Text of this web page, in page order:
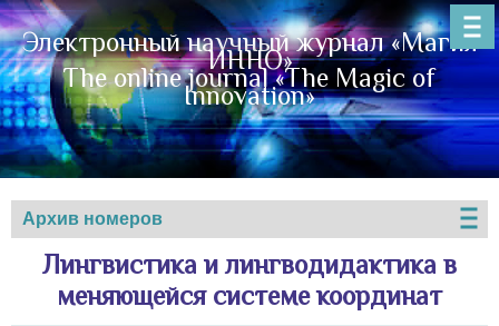
Электронный научный журнал «Магия
ИННО»
The online journal «The Magic of
Innovation»
Архив номеров
Лингвистика и лингводидактика в
меняющейся системе координат